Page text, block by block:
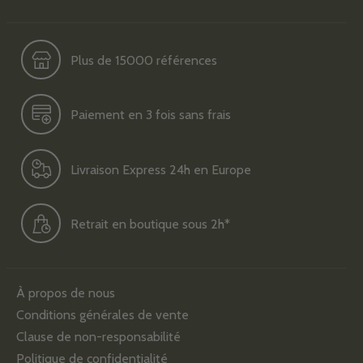
Plus de 15000 références
Paiement en 3 fois sans frais
Livraison Express 24h en Europe
Retrait en boutique sous 2h*
À propos de nous
Conditions générales de vente
Clause de non-responsabilité
Politique de confidentialité